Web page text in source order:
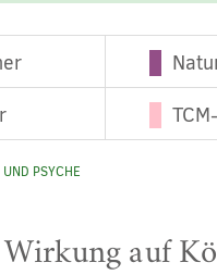
PSYCHE
auf